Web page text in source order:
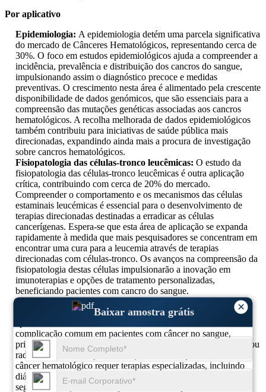
×
Baixar amostra grátis
Por aplicativo
Epidemiologia: A epidemiologia detém uma parcela significativa
do mercado de Cânceres Hematológicos, representando cerca de
30%. O foco em estudos epidemiológicos ajuda a compreender a
incidência, prevalência e distribuição dos cancros do sangue,
impulsionando assim o diagnóstico precoce e medidas
preventivas. O crescimento nesta área é alimentado pela crescente
disponibilidade de dados genómicos, que são essenciais para a
compreensão das mutações genéticas associadas aos cancros
hematológicos. A recolha melhorada de dados epidemiológicos
também contribuiu para iniciativas de saúde pública mais
direcionadas, expandindo ainda mais a procura de investigação
sobre cancros hematológicos.
Fisiopatologia das células-tronco leucêmicas: O estudo da
fisiopatologia das células-tronco leucêmicas é outra aplicação
crítica, contribuindo com cerca de 20% do mercado.
Compreender o comportamento e os mecanismos das células
estaminais leucémicas é essencial para o desenvolvimento de
terapias direcionadas destinadas a erradicar as células
cancerígenas. Espera-se que esta área de aplicação se expanda
rapidamente à medida que mais pesquisadores se concentram em
encontrar uma cura para a leucemia através de terapias
direcionadas com células-tronco. Os avanços na compreensão da
fisiopatologia destas células impulsionarão a inovação em
imunoterapias e opções de tratamento personalizadas,
beneficiando pacientes com cancro do sangue.
Doenças Renais:As doenças renais, principalmente aquelas
relacionadas aos cânceres hematológicos, representam
complicação comum em pacientes com câncer no sangue,
principalmente nos casos em que está envolvida quimioterapia ou
radioterapia. O manejo de doenças renais em pacientes com
câncer hematológico requer terapias especializadas, incluindo
diálise e medicamentos direcionados. Espera-se que este
segmento cresça à medida que o número de pacientes com